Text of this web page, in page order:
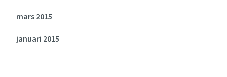
mars 2015
januari 2015